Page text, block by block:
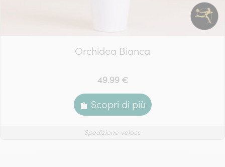
Orchidea Bianca
49.99 €
Scopri di più
Spedizione veloce